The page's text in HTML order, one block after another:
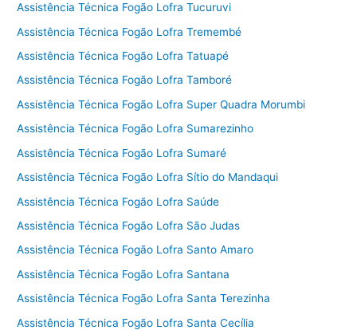
Assistência Técnica Fogão Lofra Tucuruvi
Assistência Técnica Fogão Lofra Tremembé
Assistência Técnica Fogão Lofra Tatuapé
Assistência Técnica Fogão Lofra Tamboré
Assistência Técnica Fogão Lofra Super Quadra Morumbi
Assistência Técnica Fogão Lofra Sumarezinho
Assistência Técnica Fogão Lofra Sumaré
Assistência Técnica Fogão Lofra Sítio do Mandaqui
Assistência Técnica Fogão Lofra Saúde
Assistência Técnica Fogão Lofra São Judas
Assistência Técnica Fogão Lofra Santo Amaro
Assistência Técnica Fogão Lofra Santana
Assistência Técnica Fogão Lofra Santa Terezinha
Assistência Técnica Fogão Lofra Santa Cecília